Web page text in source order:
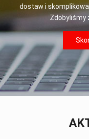
dostaw i
Zdobyliśmy